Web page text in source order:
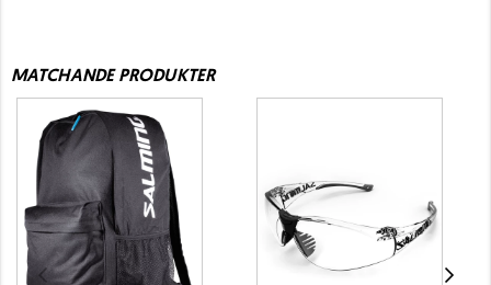
MATCHANDE PRODUKTER